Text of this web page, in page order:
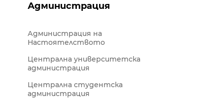
Администрация
Администрация на
Настоятелството
Централна университетска
администрация
Централна студентска
администрация